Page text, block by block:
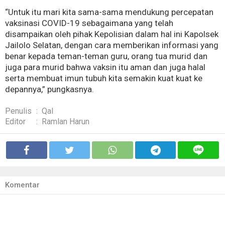
“Untuk itu mari kita sama-sama mendukung percepatan
vaksinasi COVID-19 sebagaimana yang telah
disampaikan oleh pihak Kepolisian dalam hal ini Kapolsek
Jailolo Selatan, dengan cara memberikan informasi yang
benar kepada teman-teman guru, orang tua murid dan
juga para murid bahwa vaksin itu aman dan juga halal
serta membuat imun tubuh kita semakin kuat kuat ke
depannya,” pungkasnya.
Penulis : Qal
Editor
: Ramlan Harun
Komentar